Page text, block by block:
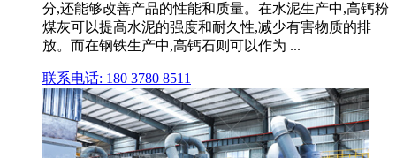
分,还能够改善产品的性能和质量。在水泥生产中,高钙粉
煤灰可以提高水泥的强度和耐久性,减少有害物质的排
放。而在钢铁生产中,高钙石则可以作为 ...
联系电话: 180 3780 8511